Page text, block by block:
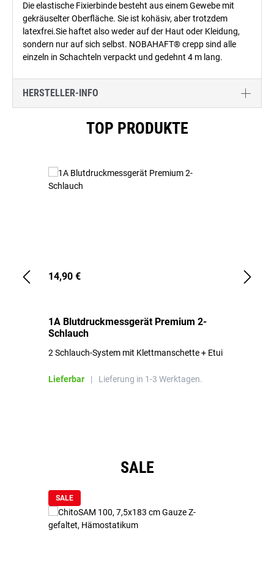
Die elastische Fixierbinde besteht aus einem Gewebe mit
gekräuselter Oberfläche. Sie ist kohäsiv, aber trotzdem
latexfrei.Sie haftet also weder auf der Haut oder Kleidung,
sondern nur auf sich selbst. NOBAHAFT® crepp sind alle
einzeln in Schachteln verpackt und gedehnt 4 m lang.
HERSTELLER-INFO
TOP PRODUKTE
14,90 €
1A Blutdruckmessgerät Premium 2-
Schlauch
2 Schlauch-System mit Klettmanschette + Etui
Lieferbar | Lieferung in 1-3 Werktagen.
SALE
SALE